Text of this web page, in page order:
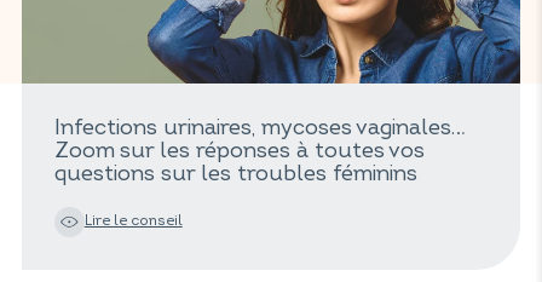
Infections urinaires, mycoses vaginales…
Zoom sur les réponses à toutes vos
questions sur les troubles féminins
Lire le conseil